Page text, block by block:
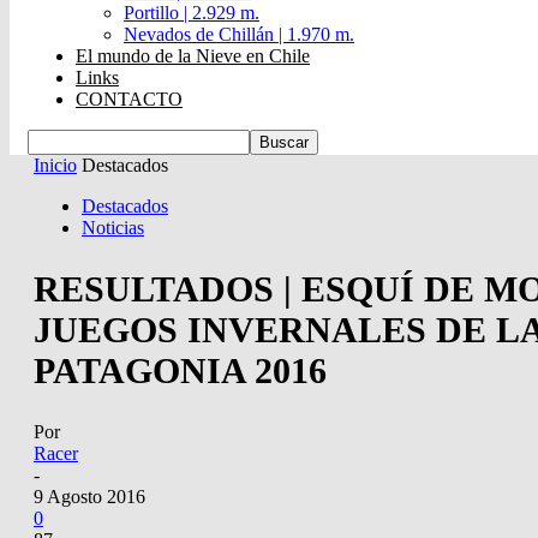
Portillo | 2.929 m.
Nevados de Chillán | 1.970 m.
El mundo de la Nieve en Chile
Links
CONTACTO
Inicio Destacados
Destacados
Noticias
RESULTADOS | ESQUÍ DE
JUEGOS INVERNALES DE
PATAGONIA 2016
Por
Racer
-
9 Agosto 2016
0